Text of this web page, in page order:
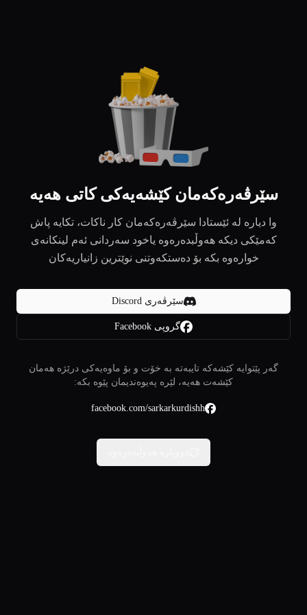
سێرڤەرەکەمان کێشەیەکی کاتی هەیە
وا دیارە لە ئێستادا سێرڤەرەکەمان کار ناکات، تکایە پاش
کەمێکی دیکە هەوڵبدەرەوە یاخود سەردانی ئەم لینکانەی
خوارەوە بکە بۆ دەستکەوتنی نوێترین زانیاریەکان
سێرڤەری Discord
گروپی Facebook
گەر پێتوایە کێشەکە تایبەتە بە خۆت و بۆ ماوەیەکی درێژە هەمان
کێشەت هەیە، لێرە پەیوەندیمان پێوە بکە:
facebook.com/sarkarkurdishh